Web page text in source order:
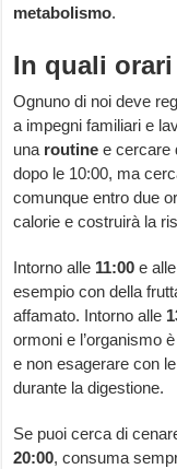
metabolismo.
In quali
Ognuno di noi deve
a impegni familiari e
una routine e cercare
dopo le 10:00, ma
comunque entro due
calorie e costruirà la
Intorno alle 11:00 e alle
esempio con della
affamato. Intorno alle
ormoni e l’organismo
e non esagerare con
durante la digestione.
Se puoi cerca di
20:00, consuma